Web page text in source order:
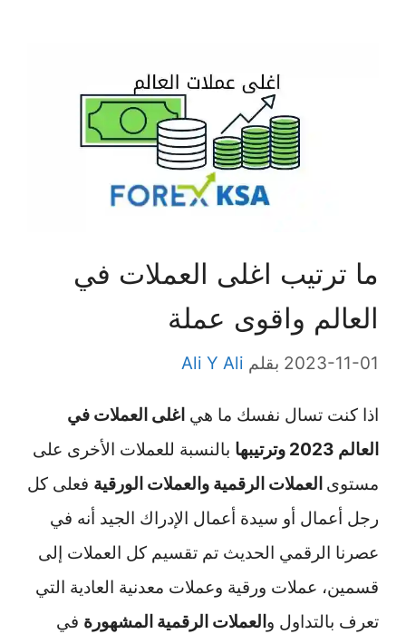
ما ترتيب اغلى العملات في
العالم واقوى عملة
2023-11-01 بقلم Ali Y Ali
اذا كنت تسال نفسك ما هي اغلى العملات في
العالم 2023 وترتيبها
بالنسبة للعملات الأخرى على
مستوى العملات الرقمية والعملات الورقية فعلى كل
رجل أعمال أو سيدة أعمال الإدراك الجيد أنه في
عصرنا الرقمي الحديث تم تقسيم كل العملات إلى
قسمين، عملات ورقية وعملات معدنية العادية التي
تعرف بالتداول و العملات الرقمية المشهورة في